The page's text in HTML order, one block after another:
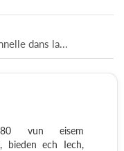
dans la...
vun eisem
bieden ech Iech,